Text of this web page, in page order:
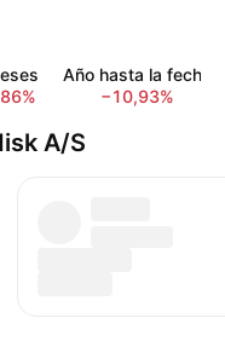
Año hasta la fecha
−10,93%
A/S